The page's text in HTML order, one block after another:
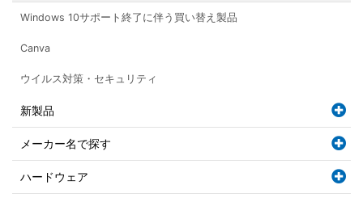
Windows 10サポート終了に伴う買い替え製品
Canva
ウイルス対策・セキュリティ
新製品
メーカー名で探す
ハードウェア